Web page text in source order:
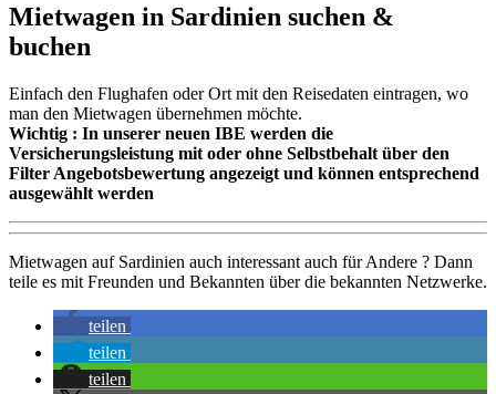
Mietwagen in Sardinien suchen &
buchen
Einfach den Flughafen oder Ort mit den Reisedaten eintragen, wo
man den Mietwagen übernehmen möchte.
Wichtig : In unserer neuen IBE werden die
Versicherungsleistung mit oder ohne Selbstbehalt über den
Filter Angebotsbewertung angezeigt und können entsprechend
ausgewählt werden
Mietwagen auf Sardinien auch interessant auch für Andere ? Dann
teile es mit Freunden und Bekannten über die bekannten Netzwerke.
teilen
teilen
teilen